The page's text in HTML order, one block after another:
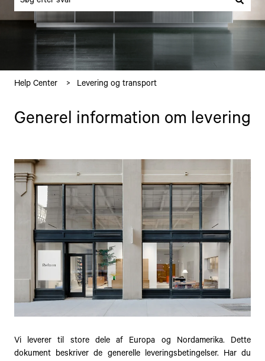
Der er ingen forslag, da søgefeltet er tomt.
Help Center Levering og transport
Generel information om levering
Vi leverer til store dele af Europa og Nordamerika. Dette
dokument beskriver de generelle leveringsbetingelser. Har du